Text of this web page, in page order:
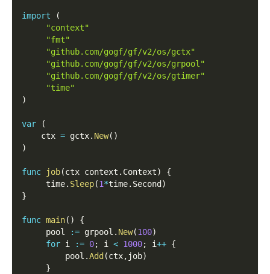
import
(
"context"
"fmt"
"github.com/gogf/gf/v2/os/gctx"
"github.com/gogf/gf/v2/os/grpool"
"github.com/gogf/gf/v2/os/gtimer"
"time"
)
var
(
    ctx
= gctx. New( )
)
func job(ctx context . Context)
{
     time
. Sleep(1*time. Second )
}
func main( )
{
     pool
:= grpool . New(100)
for i := 0; i < 1000; i++ {
         pool
.Add (ctx, job)
}